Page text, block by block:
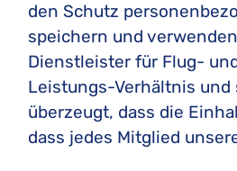
den Schutz
speichern und
Dienstleister für Flug-
Leistungs-Verhältnis
überzeugt, dass die
dass jedes Mitglied